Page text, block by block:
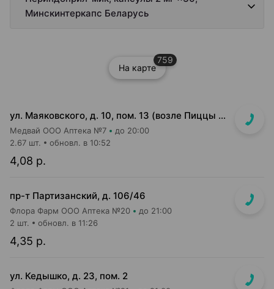
Минскинтеркапс Беларусь
На карте
759
ул. Маяковского, д. 10, пом. 13 (возле Пиццы Мании)
Медвай ООО Аптека №7 до 20:00
4,08 р.
2.67 шт. обновл. в 10:52
пр-т Партизанский, д. 106/46
Флора Фарм ООО Аптека №20 до 21:00
4,35 р.
2 шт. обновл. в 11:26
ул. Кедышко, д. 23, пом. 2